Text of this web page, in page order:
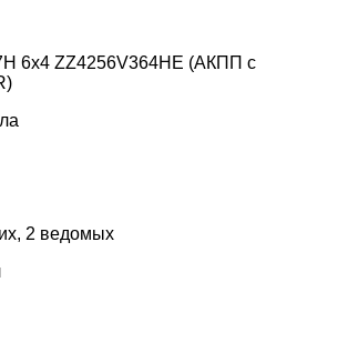
6х4 ZZ4256V364HE (АКПП с
2 ведомых